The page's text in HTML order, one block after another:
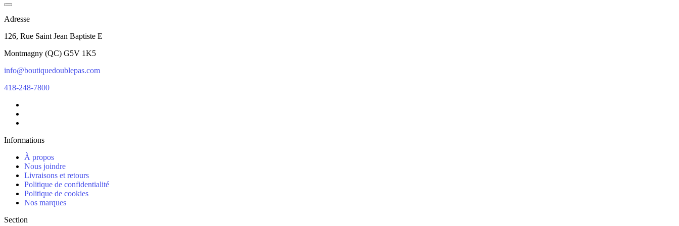
Adresse
126, Rue Saint Jean Baptiste E
Montmagny (QC) G5V 1K5
info@boutiquedoublepas.com
418-248-7800
Informations
À propos
Nous joindre
Livraisons et retours
Politique de confidentialité
Politique de cookies
Nos marques
Section